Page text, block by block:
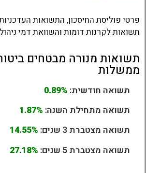
פרטי פוליסת החיסכון, התשואות
תשואות לקרנות דומות והשוואת דמי ניהול
תשואות מנורה מבטחים
ממשלות
תשואה חודשית: 0.89%
תשואה מתחילת השנה: 1.87%
תשואה מצטברת 3 שנים:
14.55%
תשואה מצטברת 5 שנים:
27.18%